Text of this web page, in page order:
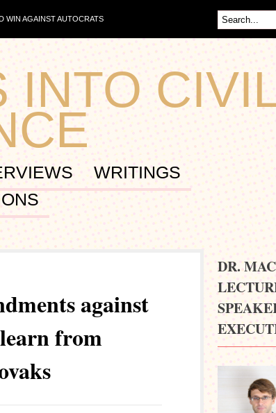
WIN AGAINST AUTOCRATS
INTO
WRITINGS
against
from
DR.